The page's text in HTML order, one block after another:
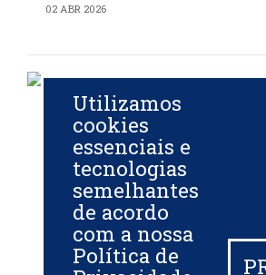
02 ABR 2026
Governo reforça
exigência de
nacional do
CNN BRASIL
Utilizamos
cookies
essenciais e
tecnologias
semelhantes
de acordo
com a nossa
Política de